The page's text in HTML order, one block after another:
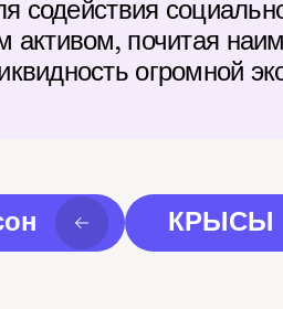
содействия
активом, почитая
огромной
КРЫСЫ